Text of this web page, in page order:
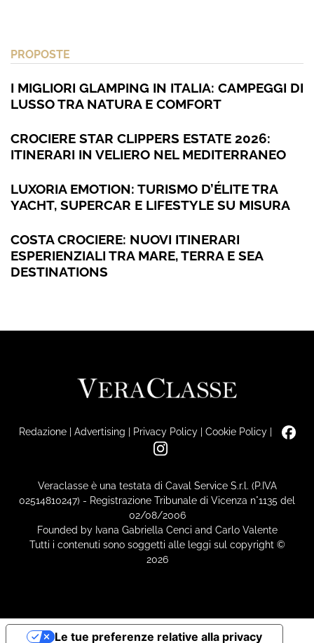
PROPOSTE
I MIGLIORI GLAMPING IN ITALIA: CAMPEGGI DI
LUSSO TRA NATURA E COMFORT
CROCIERE STAR CLIPPERS ESTATE 2026:
ITINERARI IN VELIERO NEL MEDITERRANEO
LUXORIA EMOTION: TURISMO D’ÉLITE TRA
YACHT, SUPERCAR E LIFESTYLE SU MISURA
COSTA CROCIERE: NUOVI ITINERARI
ESPERIENZIALI TRA MARE, TERRA E SEA
DESTINATIONS
Redazione| Advertising | Privacy Policy| Cookie Policy|
Veraclasse è una testata di Caval Service S.r.l. (P.IVA
02514810247) - Registrazione Tribunale di Vicenza n°1135 del
02/08/2006
Founded by Ivana Gabriella Cenci and Carlo Valente
Tutti i contenuti sono soggetti alle leggi sul copyright ©
2026
Le tue preferenze relative alla privacy